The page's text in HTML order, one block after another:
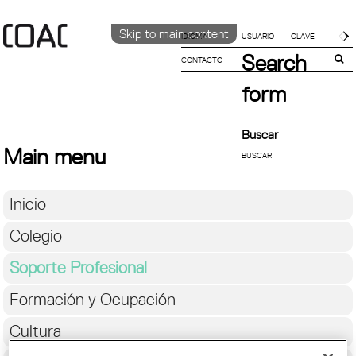
Skip to main content
IDIOMA
CATALÀ
CONTACTO
Search
form
Buscar
Main menu
Inicio
Colegio
Soporte Profesional
Formación y Ocupación
Cultura